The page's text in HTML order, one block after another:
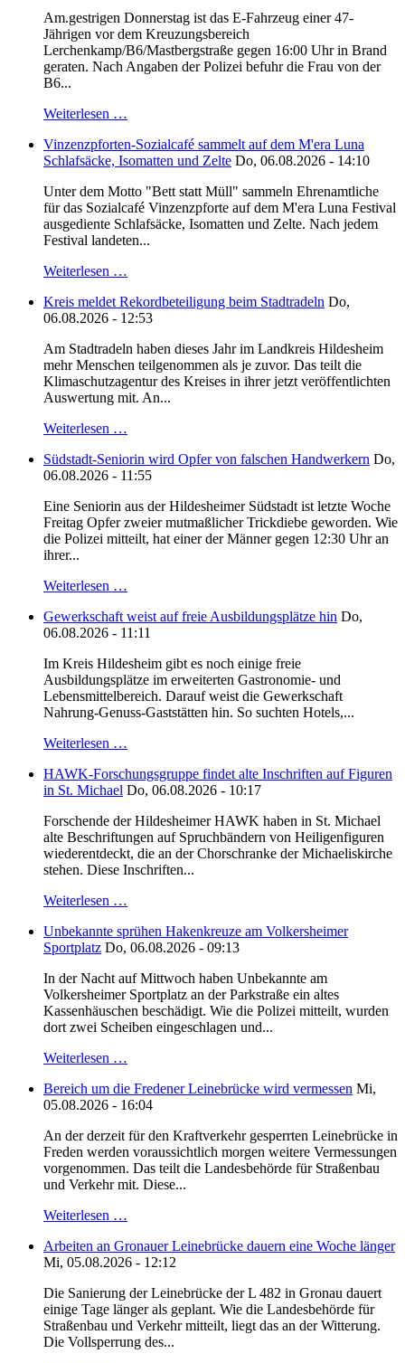
Am.gestrigen Donnerstag ist das E-Fahrzeug einer 47-
Jährigen vor dem Kreuzungsbereich
Lerchenkamp/B6/Mastbergstraße gegen 16:00 Uhr in Brand
geraten. Nach Angaben der Polizei befuhr die Frau von der
B6...
Weiterlesen …
Vinzenzpforten-Sozialcafé sammelt auf dem M'era Luna
Schlafsäcke, Isomatten und Zelte Do, 06.08.2026 - 14:10
Unter dem Motto "Bett statt Müll" sammeln Ehrenamtliche
für das Sozialcafé Vinzenzpforte auf dem M'era Luna Festival
ausgediente Schlafsäcke, Isomatten und Zelte. Nach jedem
Festival landeten...
Weiterlesen …
Kreis meldet Rekordbeteiligung beim Stadtradeln Do,
06.08.2026 - 12:53
Am Stadtradeln haben dieses Jahr im Landkreis Hildesheim
mehr Menschen teilgenommen als je zuvor. Das teilt die
Klimaschutzagentur des Kreises in ihrer jetzt veröffentlichten
Auswertung mit. An...
Weiterlesen …
Südstadt-Seniorin wird Opfer von falschen Handwerkern Do,
06.08.2026 - 11:55
Eine Seniorin aus der Hildesheimer Südstadt ist letzte Woche
Freitag Opfer zweier mutmaßlicher Trickdiebe geworden. Wie
die Polizei mitteilt, hat einer der Männer gegen 12:30 Uhr an
ihrer...
Weiterlesen …
Gewerkschaft weist auf freie Ausbildungsplätze hin Do,
06.08.2026 - 11:11
Im Kreis Hildesheim gibt es noch einige freie
Ausbildungsplätze im erweiterten Gastronomie- und
Lebensmittelbereich. Darauf weist die Gewerkschaft
Nahrung-Genuss-Gaststätten hin. So suchten Hotels,...
Weiterlesen …
HAWK-Forschungsgruppe findet alte Inschriften auf Figuren
in St. Michael Do, 06.08.2026 - 10:17
Forschende der Hildesheimer HAWK haben in St. Michael
alte Beschriftungen auf Spruchbändern von Heiligenfiguren
wiederentdeckt, die an der Chorschranke der Michaeliskirche
stehen. Diese Inschriften...
Weiterlesen …
Unbekannte sprühen Hakenkreuze am Volkersheimer
Sportplatz Do, 06.08.2026 - 09:13
In der Nacht auf Mittwoch haben Unbekannte am
Volkersheimer Sportplatz an der Parkstraße ein altes
Kassenhäuschen beschädigt. Wie die Polizei mitteilt, wurden
dort zwei Scheiben eingeschlagen und...
Weiterlesen …
Bereich um die Fredener Leinebrücke wird vermessen Mi,
05.08.2026 - 16:04
An der derzeit für den Kraftverkehr gesperrten Leinebrücke in
Freden werden voraussichtlich morgen weitere Vermessungen
vorgenommen. Das teilt die Landesbehörde für Straßenbau
und Verkehr mit. Diese...
Weiterlesen …
Arbeiten an Gronauer Leinebrücke dauern eine Woche länger
Mi, 05.08.2026 - 12:12
Die Sanierung der Leinebrücke der L 482 in Gronau dauert
einige Tage länger als geplant. Wie die Landesbehörde für
Straßenbau und Verkehr mitteilt, liegt das an der Witterung.
Die Vollsperrung des...